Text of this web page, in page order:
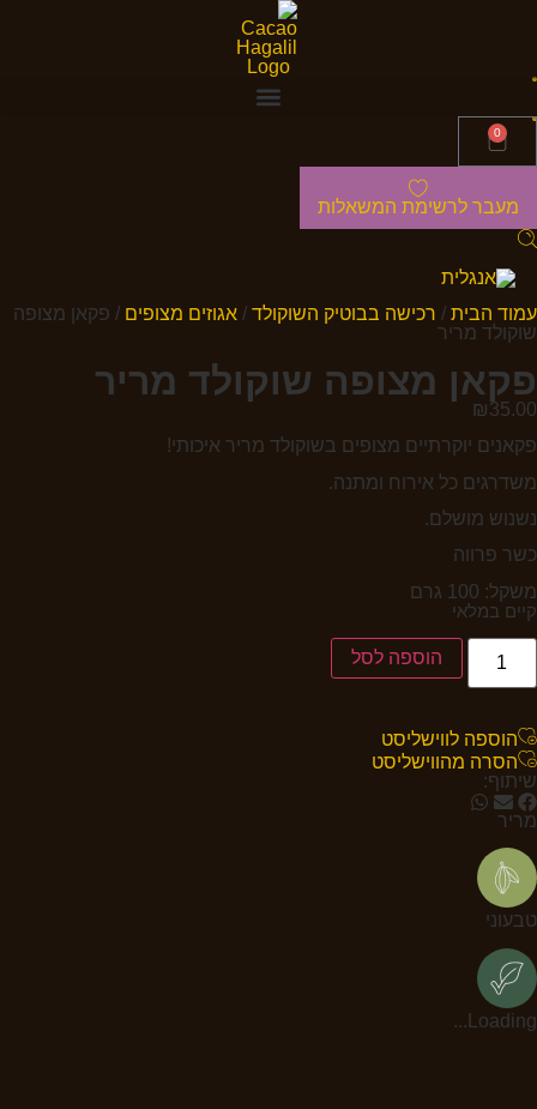
0
מעבר לרשימת המשאלות
עמוד הבית / רכישה בבוטיק השוקולד / אגוזים מצופים / פקאן מצופה
שוקולד מריר
פקאן מצופה שוקולד מריר
₪35.00
פקאנים יוקרתיים מצופים בשוקולד מריר איכותי!
משדרגים כל אירוח ומתנה.
נשנוש מושלם.
כשר פרווה
משקל: 100 גרם
קיים במלאי
הוספה לסל
הוספה לווישליסט
הסרה מהווישליסט
שיתוף:
מריר
טבעוני
Loading...